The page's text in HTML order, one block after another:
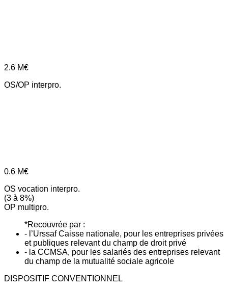
2.6 M€
OS/OP interpro.
0.6 M€
OS vocation interpro.
(3 à 8%)
OP multipro.
*Recouvrée par :
- l’Urssaf Caisse nationale, pour les entreprises privées
et publiques relevant du champ de droit privé
- la CCMSA, pour les salariés des entreprises relevant
du champ de la mutualité sociale agricole
DISPOSITIF CONVENTIONNEL